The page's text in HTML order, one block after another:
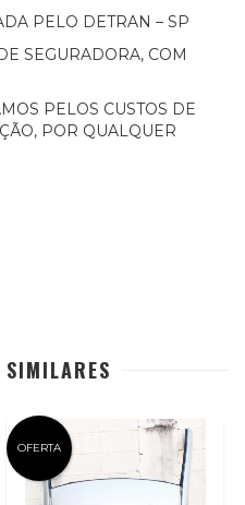
PELO DETRAN – SP
SEGURADORA, COM
PELOS CUSTOS DE
POR QUALQUER
OFERTA